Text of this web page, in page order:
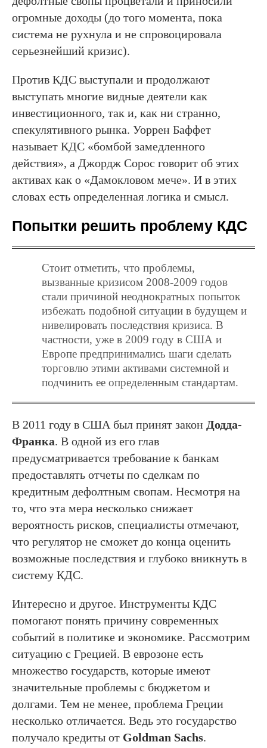
огромные доходы (до того момента, пока
система не рухнула и не спровоцировала
серьезнейший кризис).
Против КДС выступали и продолжают
выступать многие видные деятели как
инвестиционного, так и, как ни странно,
спекулятивного рынка. Уоррен Баффет
называет КДС «бомбой замедленного
действия», а Джордж Сорос говорит об этих
активах как о «Дамокловом мече». И в этих
словах есть определенная логика и смысл.
Попытки решить проблему КДС
Стоит отметить, что проблемы,
вызванные кризисом 2008-2009 годов
стали причиной неоднократных попыток
избежать подобной ситуации в будущем и
нивелировать последствия кризиса. В
частности, уже в 2009 году в США и
Европе предпринимались шаги сделать
торговлю этими активами системной и
подчинить ее определенным стандартам.
В 2011 году в США был принят закон Додда-
Франка. В одной из его глав
предусматривается требование к банкам
предоставлять отчеты по сделкам по
кредитным дефолтным свопам. Несмотря на
то, что эта мера несколько снижает
вероятность рисков, специалисты отмечают,
что регулятор не сможет до конца оценить
возможные последствия и глубоко вникнуть в
систему КДС.
Интересно и другое. Инструменты КДС
помогают понять причину современных
событий в политике и экономике. Рассмотрим
ситуацию с Грецией. В еврозоне есть
множество государств, которые имеют
значительные проблемы с бюджетом и
долгами. Тем не менее, проблема Греции
несколько отличается. Ведь это государство
получало кредиты от Goldman Sachs.